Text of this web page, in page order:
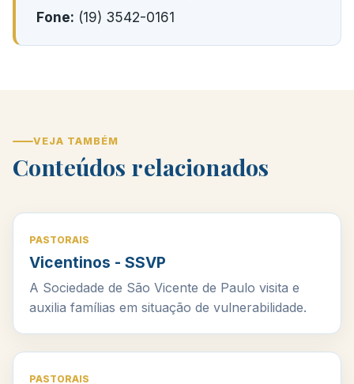
Fone: (19) 3542-0161
VEJA TAMBÉM
Conteúdos relacionados
PASTORAIS
Vicentinos - SSVP
A Sociedade de São Vicente de Paulo visita e
auxilia famílias em situação de vulnerabilidade.
PASTORAIS